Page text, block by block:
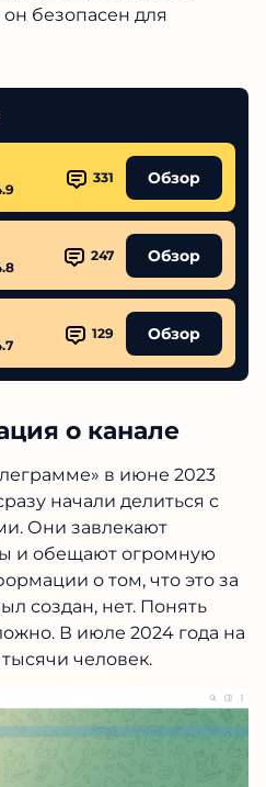
безопасен для
331 Обзор
247 Обзор
129 Обзор
о канале
в июне 2023
начали делиться с
Они завлекают
и обещают огромную
о том, что это за
создан, нет. Понять
В июле 2024 года на
человек.